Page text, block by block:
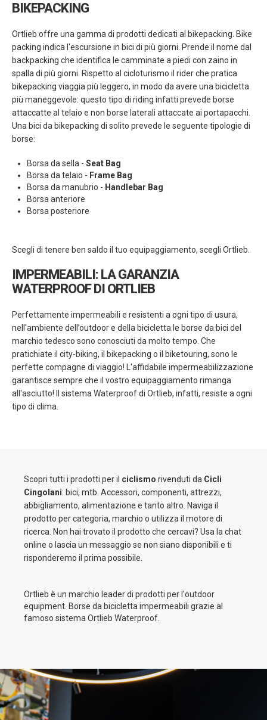
BIKEPACKING
Ortlieb offre una gamma di prodotti dedicati al bikepacking. Bike
packing indica l'escursione in bici di più giorni. Prende il nome dal
backpacking che identifica le camminate a piedi con zaino in
spalla di più giorni. Rispetto al cicloturismo il rider che pratica
bikepacking viaggia più leggero, in modo da avere una bicicletta
più maneggevole: questo tipo di riding infatti prevede borse
attaccatte al telaio e non borse laterali attaccate ai portapacchi.
Una bici da bikepacking di solito prevede le seguente tipologie di
borse:
Borsa da sella - Seat Bag
Borsa da telaio - Frame Bag
Borsa da manubrio - Handlebar Bag
Borsa anteriore
Borsa posteriore
Scegli di tenere ben saldo il tuo equipaggiamento, scegli Ortlieb.
IMPERMEABILI: LA GARANZIA
WATERPROOF DI ORTLIEB
Perfettamente impermeabili e resistenti a ogni tipo di usura,
nell'ambiente dell’outdoor e della bicicletta le borse da bici del
marchio tedesco sono conosciuti da molto tempo. Che
pratichiate il city-biking, il bikepacking o il biketouring, sono le
perfette compagne di viaggio! L'affidabile impermeabilizzazione
garantisce sempre che il vostro equipaggiamento rimanga
all'asciutto! Il sistema Waterproof di Ortlieb, infatti, resiste a ogni
tipo di clima.
Scopri tutti i prodotti per il ciclismo rivenduti da Cicli
Cingolani: bici, mtb. Accessori, componenti, attrezzi,
abbigliamento, alimentazione e tanto altro. Naviga il
prodotto per categoria, marchio o utilizza il motore di
ricerca. Non hai trovato il prodotto che cercavi? Usa la chat
online o lascia un messaggio se non siano disponibili e ti
risponderemo il prima possibile.
Ortlieb è un marchio leader di prodotti per l'outdoor
equipment. Borse da bicicletta impermeabili grazie al
famoso sistema Ortlieb Waterproof.